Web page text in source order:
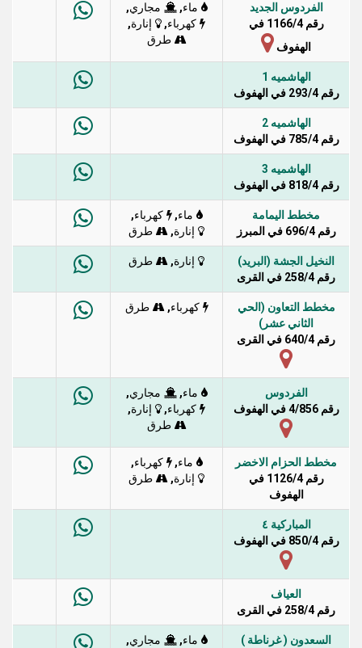
الفردوس الجديد
رقم 1166/4 في
الهفوف
ماء, مجاري,
كهرباء, إنارة,
طرق
الهاشميه 1
رقم 293/4 في الهفوف
الهاشميه 2
رقم 785/4 في الهفوف
الهاشميه 3
رقم 818/4 في الهفوف
مخطط اليمامة
رقم 696/4 في المبرز
ماء, كهرباء,
إنارة, طرق
النخيل الجشة (البريد)
رقم 258/4 في القرى
إنارة, طرق
مخطط التعاون (الحي
الثاني عشر)
رقم 640/4 في القرى
كهرباء, طرق
الفردوس
رقم 4/856 في الهفوف
ماء, مجاري,
كهرباء, إنارة,
طرق
مخطط الحزام الاخضر
رقم 1126/4 في
الهفوف
ماء, كهرباء,
إنارة, طرق
المباركية ٤
رقم 850/4 في الهفوف
العياف
رقم 258/4 في القرى
السعدون ( غرناطة )
ماء, مجاري,